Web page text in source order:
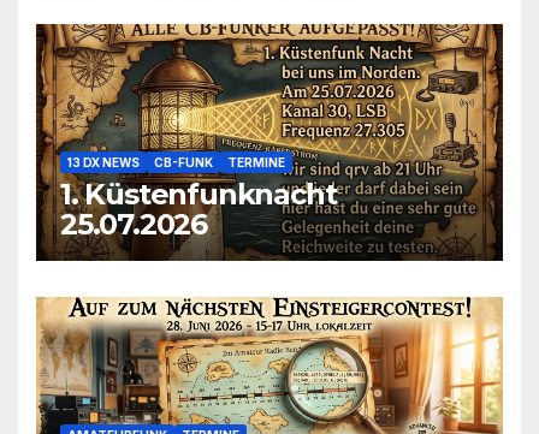
13 DX NEWS CB-FUNK TERMINE
1. Küstenfunknacht
25.07.2026